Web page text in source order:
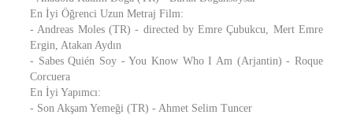
En İyi Öğrenci Uzun Metraj Film:
- Andreas Moles (TR) - directed by Emre Çubukcu, Mert Emre
Ergin, Atakan Aydın
- Sabes Quién Soy - You Know Who I Am (Arjantin) - Roque
Corcuera
En İyi Yapımcı:
- Son Akşam Yemeği (TR) - Ahmet Selim Tuncer